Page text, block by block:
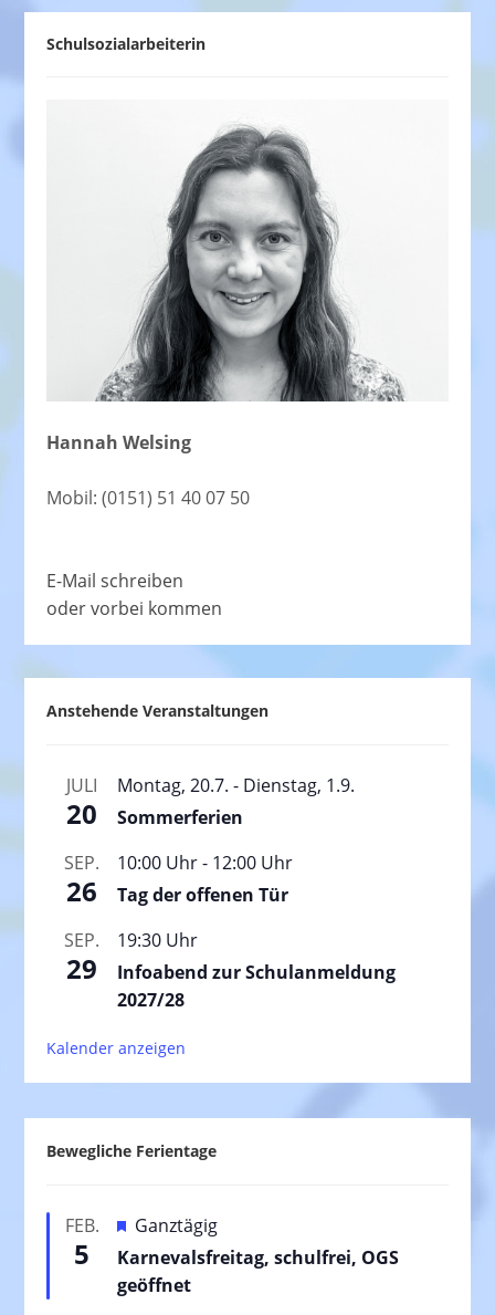
Schulsozialarbeiterin
Hannah Welsing
Mobil: (0151) 51 40 07 50
E-Mail schreiben
oder vorbei kommen
Anstehende Veranstaltungen
JULI
20
Montag, 20.7. - Dienstag, 1.9.
Sommerferien
SEP.
26
10:00 Uhr- 12:00 Uhr
Tag der offenen Tür
SEP.
29
19:30 Uhr
Infoabend zur Schulanmeldung
2027/28
Kalender anzeigen
Bewegliche Ferientage
FEB.
5
H
e
r
Ganztägig
Karnevalsfreitag, schulfrei, OGS
geöffnet